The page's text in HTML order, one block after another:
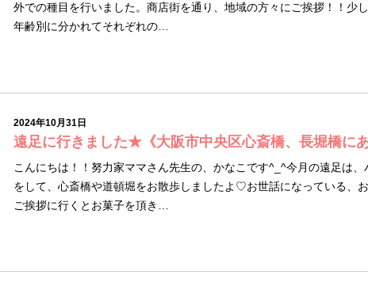
外での種目を行いました。商店街を通り、地域の方々にご挨拶！！少
年齢別に分かれてそれぞれの…
2024年10月31日
遠足に行きました★《大阪市中央区心斎橋、長堀橋に
こんにちは！！努力家ママさん先生の、かなこです^_^今月の遠足は
をして、心斎橋や道頓堀をお散歩しましたよ♡お世話になっている、
ご挨拶に行くとお菓子を頂き…